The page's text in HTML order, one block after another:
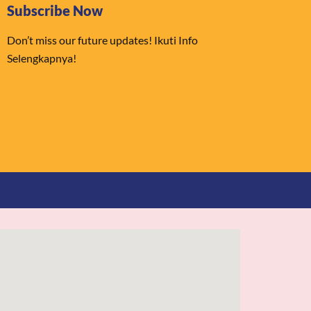
Subscribe Now
Don’t miss our future updates! Ikuti Info
Selengkapnya!